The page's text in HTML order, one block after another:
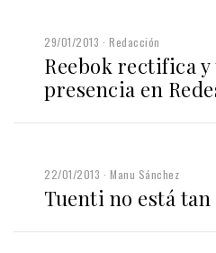
29/01/2013 Redacción
Reebok rectifica
presencia en
22/01/2013 Manu Sánchez
Tuenti no está